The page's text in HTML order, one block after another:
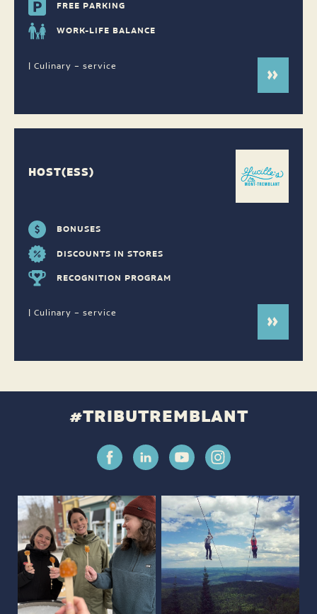
FREE PARKING
WORK-LIFE BALANCE
| Culinary – service
HOST(ESS)
BONUSES
DISCOUNTS IN STORES
RECOGNITION PROGRAM
| Culinary – service
#TRIBUTREMBLANT